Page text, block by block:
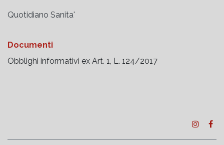
Quotidiano Sanita'
Documenti
Obblighi informativi ex Art. 1, L. 124/2017